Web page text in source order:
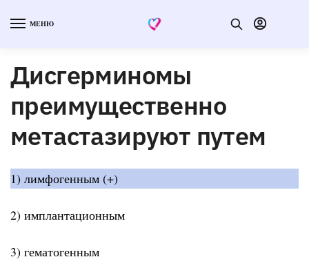
МЕНЮ
Дисгерминомы
преимущественно
метастазируют путем
1) лимфогенным (+)
2) имплантационным
3) гематогенным